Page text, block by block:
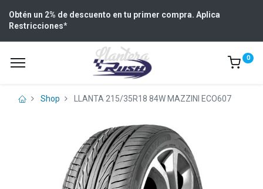
Obtén un 2% de descuento en tu primer compra. Aplica
Restricciones*
0
Shop LLANTA 215/35R18 84W MAZZINI ECO607